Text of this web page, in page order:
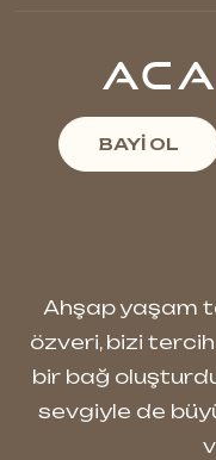
BAYİ OL
Ahşap yaşam
özveri, bizi
bir bağ
sevgiyle de